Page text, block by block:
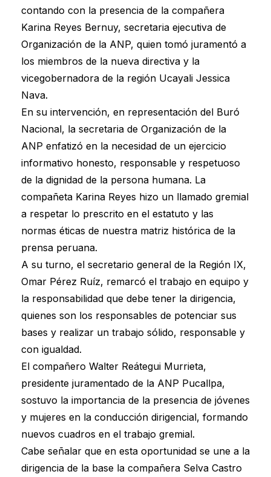
contando con la presencia de la compañera
Karina Reyes Bernuy, secretaria ejecutiva de
Organización de la ANP, quien tomó juramentó a
los miembros de la nueva directiva y la
vicegobernadora de la región Ucayali Jessica
Nava.
En su intervención, en representación del Buró
Nacional, la secretaria de Organización de la
ANP enfatizó en la necesidad de un ejercicio
informativo honesto, responsable y respetuoso
de la dignidad de la persona humana. La
compañeta Karina Reyes hizo un llamado gremial
a respetar lo prescrito en el estatuto y las
normas éticas de nuestra matriz histórica de la
prensa peruana.
A su turno, el secretario general de la Región IX,
Omar Pérez Ruíz, remarcó el trabajo en equipo y
la responsabilidad que debe tener la dirigencia,
quienes son los responsables de potenciar sus
bases y realizar un trabajo sólido, responsable y
con igualdad.
El compañero Walter Reátegui Murrieta,
presidente juramentado de la ANP Pucallpa,
sostuvo la importancia de la presencia de jóvenes
y mujeres en la conducción dirigencial, formando
nuevos cuadros en el trabajo gremial.
Cabe señalar que en esta oportunidad se une a la
dirigencia de la base la compañera Selva Castro